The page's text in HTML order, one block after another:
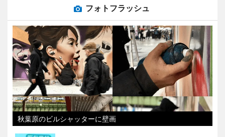
フォトフラッシュ
秋葉原のビルシャッターに壁画